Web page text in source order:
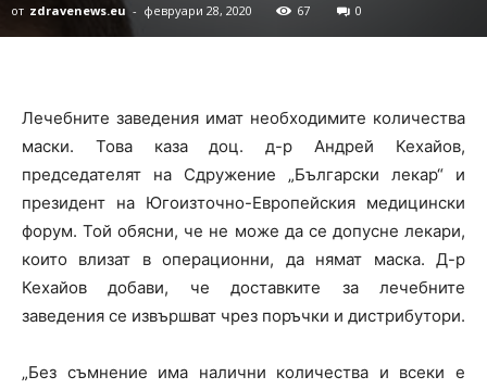
от zdravenews.eu - февруари 28, 2020 67 0
Лечебните заведения имат необходимите количества
маски. Това каза доц. д-р Андрей Кехайов,
председателят на Сдружение „Български лекар“ и
президент на Югоизточно-Европейския медицински
форум. Той обясни, че не може да се допусне лекари,
които влизат в операционни, да нямат маска. Д-р
Кехайов добави, че доставките за лечебните
заведения се извършват чрез поръчки и дистрибутори.
„Без съмнение има налични количества и всеки е